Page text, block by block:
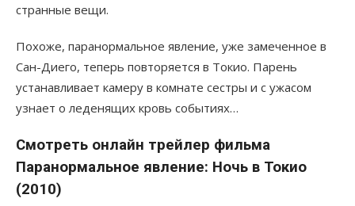
странные вещи.
Похоже, паранормальное явление, уже замеченное в
Сан-Диего, теперь повторяется в Токио. Парень
устанавливает камеру в комнате сестры и с ужасом
узнает о леденящих кровь событиях…
Смотреть онлайн трейлер фильма
Паранормальное явление: Ночь в Токио
(2010)